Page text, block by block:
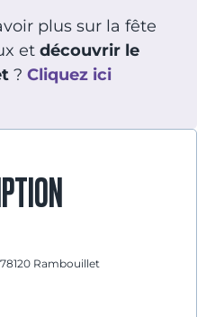
plus sur la fête
et découvrir le
? Cliquez ici
Rambouillet